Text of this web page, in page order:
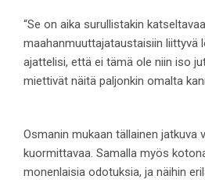
“Se on aika surullistakin
maahanmuuttajataustaisiin liittyvä
ajattelisi, että ei tämä ole niin iso
miettivät näitä paljonkin omalta
Osmanin mukaan tällainen jatkuva
kuormittavaa. Samalla myös
monenlaisia odotuksia, ja näihin